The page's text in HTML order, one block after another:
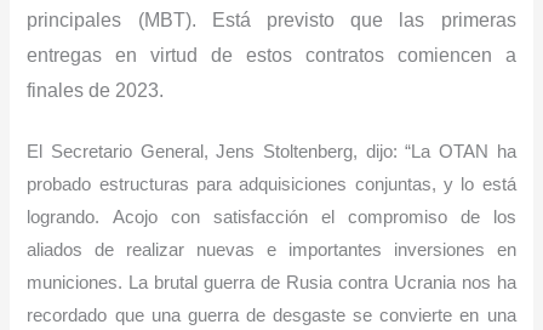
principales (MBT).
Está previsto que las primeras
entregas en virtud de estos contratos comiencen a
finales de 2023.
El Secretario General, Jens Stoltenberg, dijo: “La OTAN ha
probado estructuras para adquisiciones conjuntas, y lo está
logrando. Acojo con satisfacción el compromiso de los
aliados de realizar nuevas e importantes inversiones en
municiones. La brutal guerra de Rusia contra Ucrania nos ha
recordado que una guerra de desgaste se convierte en una